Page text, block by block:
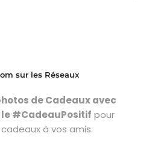
sur les Réseaux
de Cadeaux avec
#CadeauPositif pour
à vos amis.